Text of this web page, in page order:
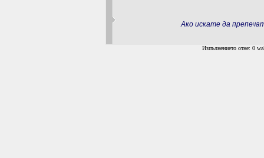
Ако искате да
Изпълнението отне: 0